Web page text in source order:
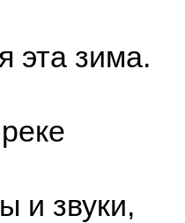
эта зима.
и звуки,